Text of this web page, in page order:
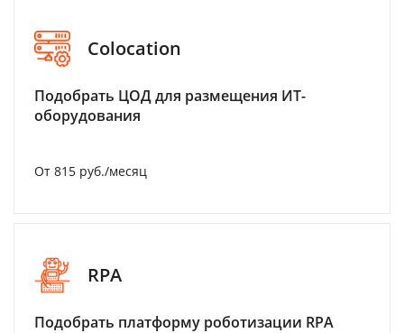
Colocation
Подобрать ЦОД для размещения ИТ-
оборудования
От 815 руб./месяц
RPA
Подобрать платформу роботизации RPA